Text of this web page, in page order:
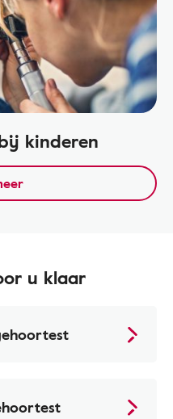
kinderen
u klaar